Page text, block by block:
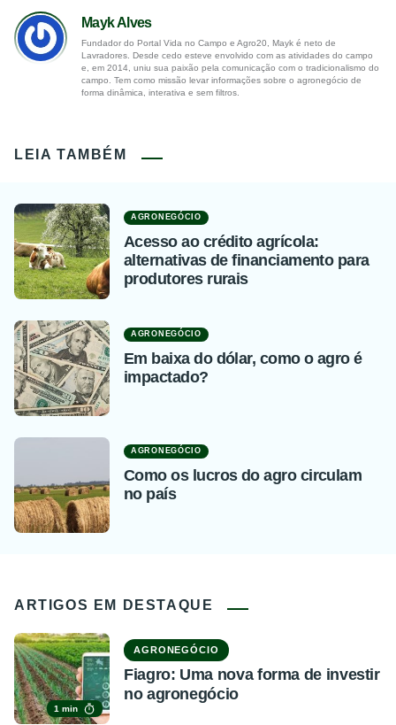
Mayk Alves
Fundador do Portal Vida no Campo e Agro20, Mayk é neto de
Lavradores. Desde cedo esteve envolvido com as atividades do campo
e, em 2014, uniu sua paixão pela comunicação com o tradicionalismo do
campo. Tem como missão levar informações sobre o agronegócio de
forma dinâmica, interativa e sem filtros.
LEIA TAMBÉM
AGRONEGÓCIO
Acesso ao crédito agrícola:
alternativas de financiamento para
produtores rurais
AGRONEGÓCIO
Em baixa do dólar, como o agro é
impactado?
AGRONEGÓCIO
Como os lucros do agro circulam
no país
ARTIGOS EM DESTAQUE
1 min
AGRONEGÓCIO
Fiagro: Uma nova forma de investir
no agronegócio